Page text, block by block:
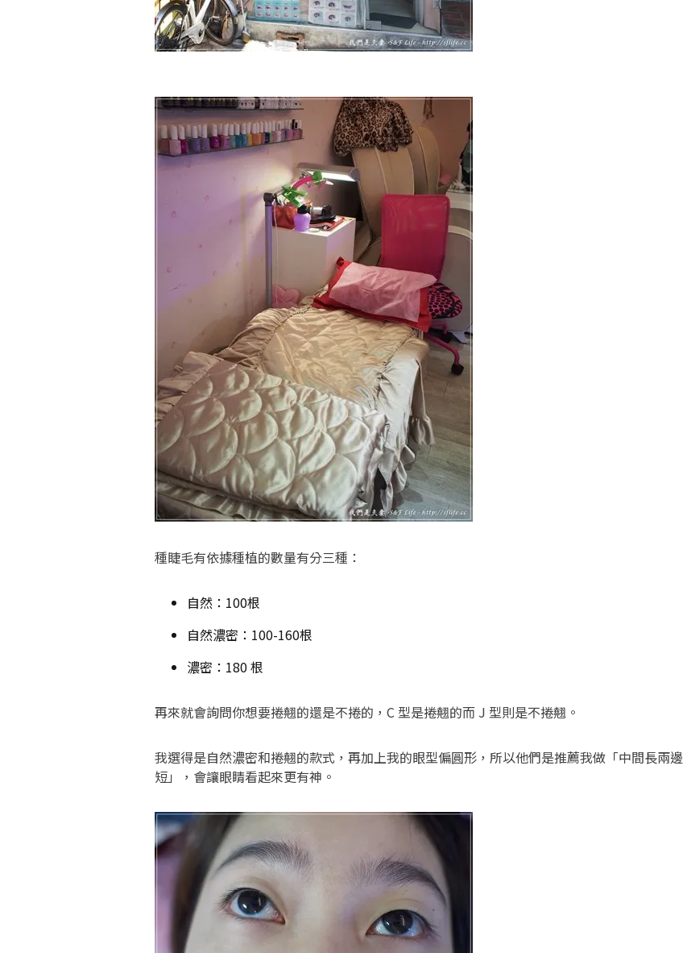
種睫毛有依據種植的數量有分三種：
自然：100根
自然濃密：100-160根
濃密：180 根
再來就會詢問你想要捲翹的還是不捲的，C 型是捲翹的而 J 型則是不捲翹。
我選得是自然濃密和捲翹的款式，再加上我的眼型偏圓形，所以他們是推薦我做「中間長兩邊
短」，會讓眼睛看起來更有神。